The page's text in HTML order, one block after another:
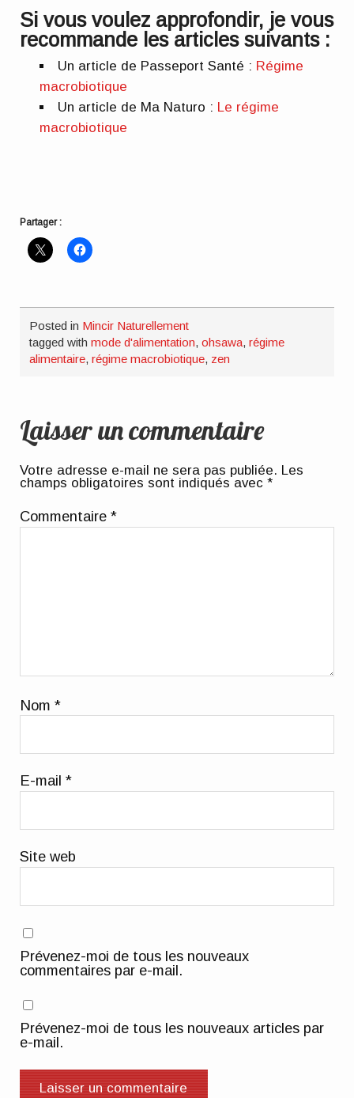
Si vous voulez approfondir, je vous
recommande les articles suivants :
Un article de Passeport Santé : Régime
macrobiotique
Un article de Ma Naturo : Le régime
macrobiotique
Partager :
Posted in Mincir Naturellement
tagged withmode d'alimentation,ohsawa,régime
alimentaire,régime macrobiotique, zen
Laisser un commentaire
Votre adresse e-mail ne sera pas publiée. Les
champs obligatoires sont indiqués avec*
Commentaire*
Nom*
E-mail*
Site web
Prévenez-moi de tous les nouveaux
commentaires par e-mail.
Prévenez-moi de tous les nouveaux articles par
e-mail.